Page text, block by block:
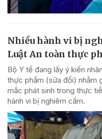
Nhiều hành vi bị
Luật An toàn thực
Bộ Y tế đang lấy ý kiến
thực phẩm (sửa đổi) nhằm
mắc phát sinh trong thực
hành vi bị nghiêm cấm.